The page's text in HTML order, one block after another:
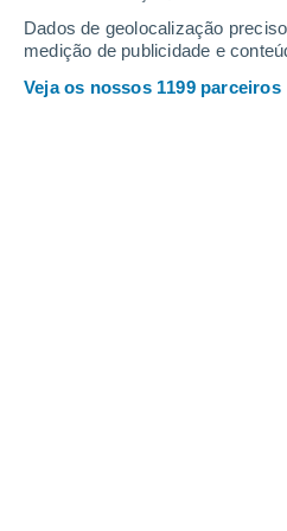
Dados de geolocalização
medição de publicidade e
Veja os nossos 1199 parceiros